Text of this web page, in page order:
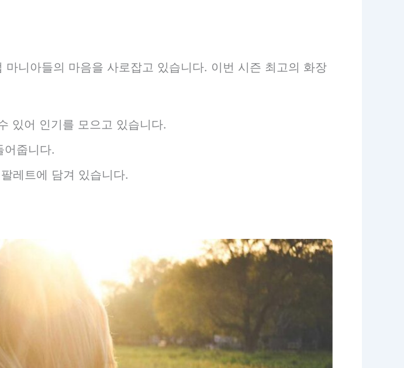
니아들의 마음을 사로잡고 있습니다. 이번 시즌 최고의 화장
있어 인기를 모으고 있습니다.
어줍니다.
레트에 담겨 있습니다.